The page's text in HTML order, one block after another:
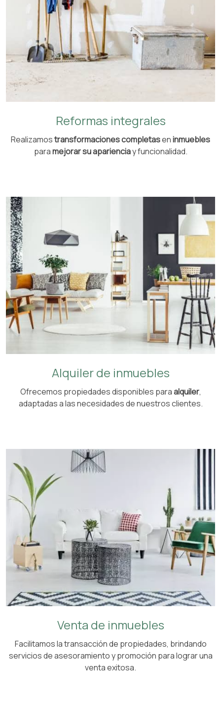
Reformas integrales
Realizamostransformaciones completaseninmuebles
paramejorar su aparienciay funcionalidad.
Alquiler de inmuebles
Ofrecemos propiedades disponibles paraalquiler,
adaptadas a las necesidades de nuestros clientes.
Venta de inmuebles
Facilitamos la transacción de propiedades, brindando
servicios de asesoramiento y promoción para lograr una
venta exitosa.